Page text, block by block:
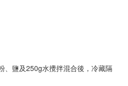
、鹽及250g水攪拌混合後，冷藏隔